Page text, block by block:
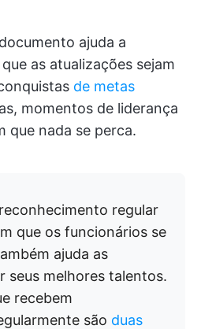
ajuda a
as atualizações sejam
de metas
momentos de liderança
que nada se perca.
regular
que os funcionários se
ajuda as
seus melhores talentos.
recebem
são duas